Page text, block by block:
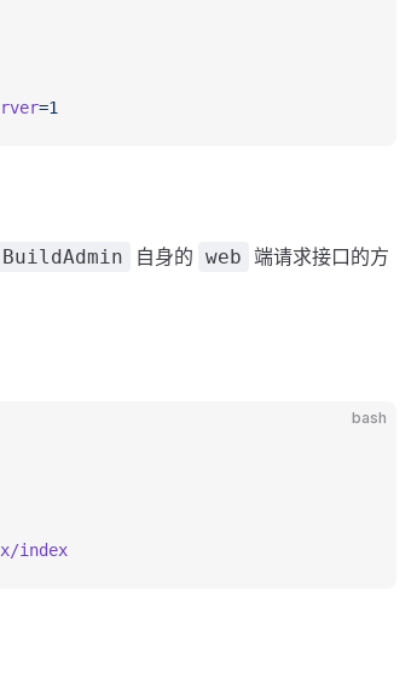
=1
BuildAdmin 自身的 web 端请求接口的方
bash
index